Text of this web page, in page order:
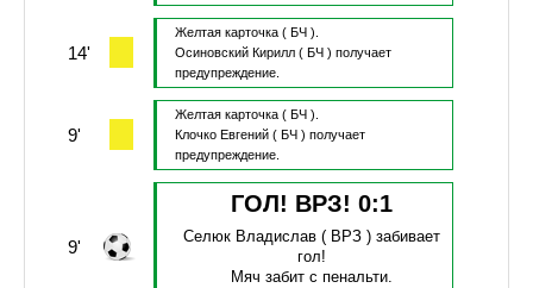
14'
Желтая карточка ( БЧ ).
Осиновский Кирилл( БЧ ) получает
предупреждение.
9'
Желтая карточка ( БЧ ).
Клочко Евгений( БЧ ) получает
предупреждение.
9'
ГОЛ! ВРЗ! 0:1
Селюк Владислав( ВРЗ ) забивает
гол!
Мяч забит с пенальти.